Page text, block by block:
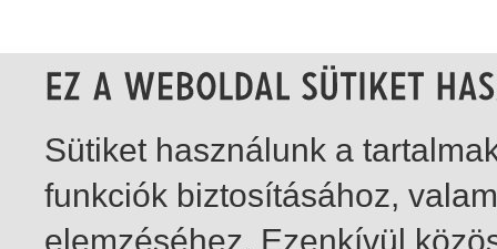
Sütiket használunk a
funkciók biztosításához,
elemzéséhez. Ezenkívül